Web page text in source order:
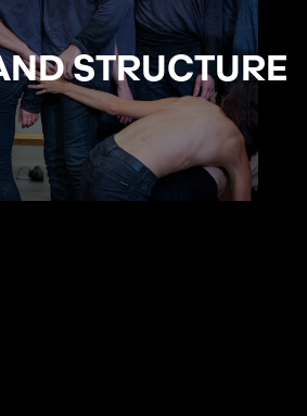
STRUCTURE